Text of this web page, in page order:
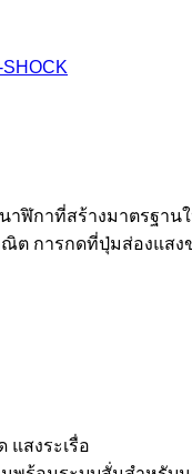
SHOCK
าฬิกาที่สร้างมาตรฐา
การกดที่ปุ่มส่องแสง
แสงระเรื่อ